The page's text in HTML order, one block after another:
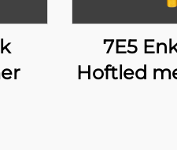
7E5
Hoftled